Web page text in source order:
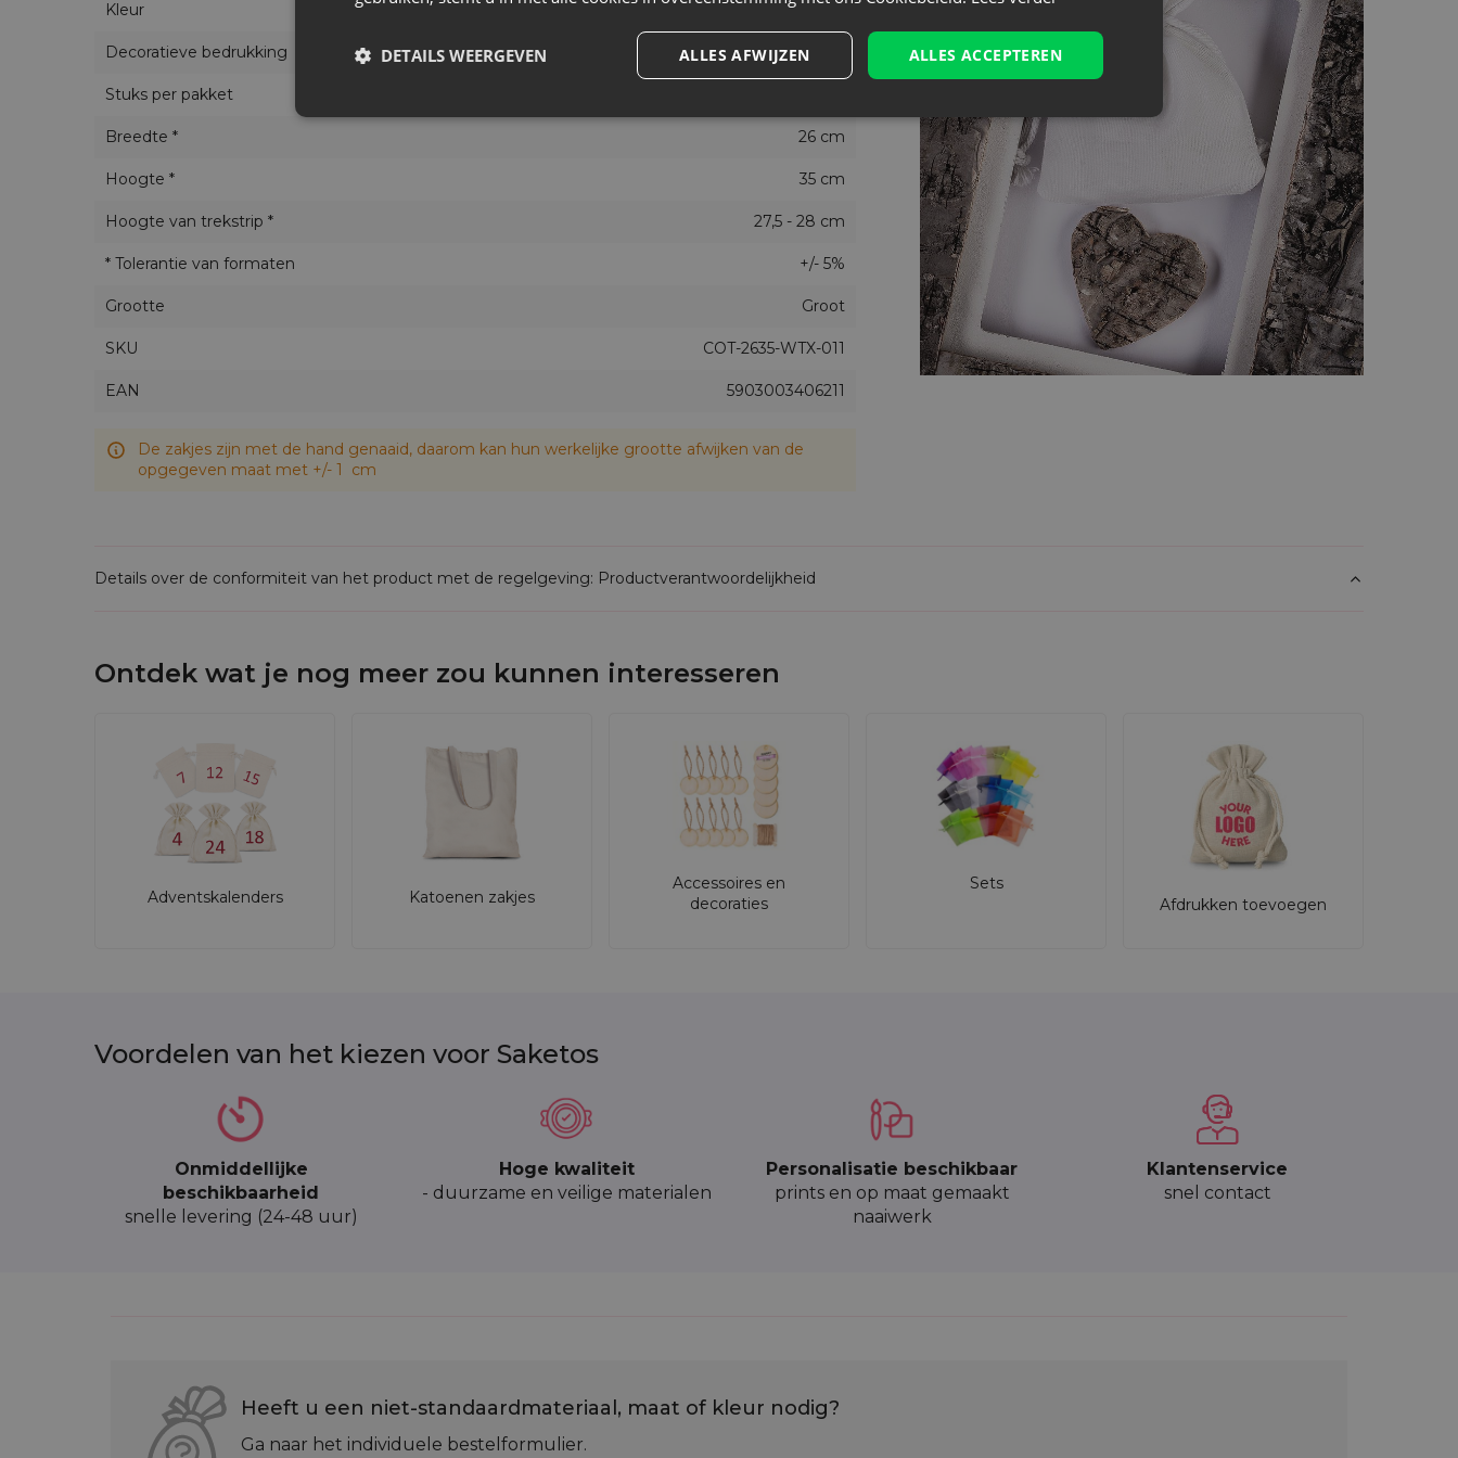
Kleur Wit
Decoratieve bedrukking
Stuks per pakket
Breedte * 26 cm
Hoogte * 35 cm
Hoogte van trekstrip * 27,5 - 28 cm
* Tolerantie van formaten +/- 5%
Grootte Groot
SKU COT-2635-WTX-011
EAN 5903003406211
De zakjes zijn met de hand genaaid, daarom kan hun werkelijke grootte afwijken van de
opgegeven maat met +/- 1 cm
Details over de conformiteit van het product met de regelgeving: Productverantwoordelijkheid
Ontdek wat je nog meer zou kunnen interesseren
Adventskalenders Katoenen zakjes
Accessoires en
decoraties
Sets
Afdrukken toevoegen
Voordelen van het kiezen voor Saketos
Onmiddellijke
beschikbaarheid
snelle levering (24-48 uur)
Hoge kwaliteit
- duurzame en veilige materialen
Personalisatie beschikbaar
prints en op maat gemaakt
naaiwerk
Klantenservice
snel contact
Heeft u een niet-standaardmateriaal, maat of kleur nodig?
Ga naar het individuele bestelformulier.
ALLES ACCEPTEREN
ALLES AFWIJZEN
DETAILS WEERGEVEN